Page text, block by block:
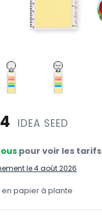
bancaires
IDEA SEED
pour voir les tarifs
le 4 août 2026
papier à plante